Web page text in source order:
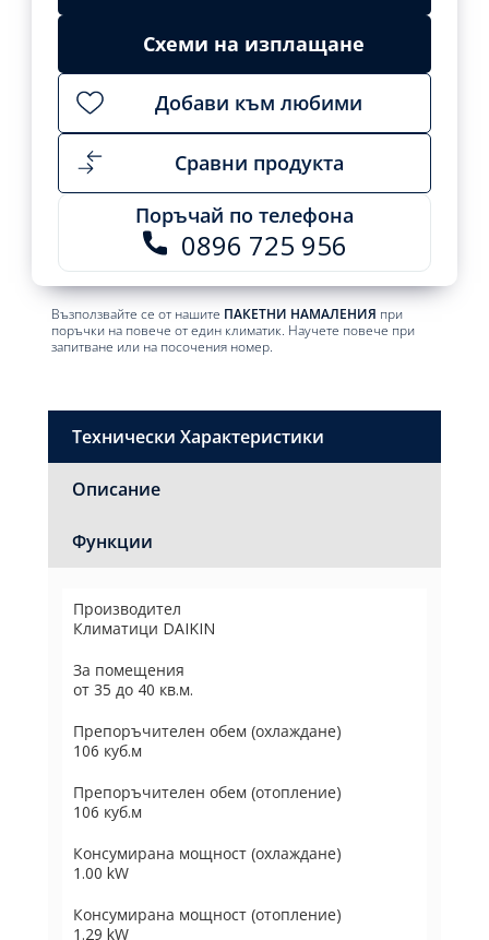
Схеми на изплащане
Добави към любими
Сравни продукта
Поръчай по телефона
0896 725 956
Възползвайте се от нашите ПАКЕТНИ НАМАЛЕНИЯ при
поръчки на повече от един климатик. Научете повече при
запитване или на посочения номер.
Технически Характеристики
Описание
Функции
Производител
Климатици DAIKIN
За помещения
от 35 до 40 кв.м.
Препоръчителен обем (охлаждане)
106 куб.м
Препоръчителен обем (отопление)
106 куб.м
Консумирана мощност (охлаждане)
1.00 kW
Консумирана мощност (отопление)
1.29 kW